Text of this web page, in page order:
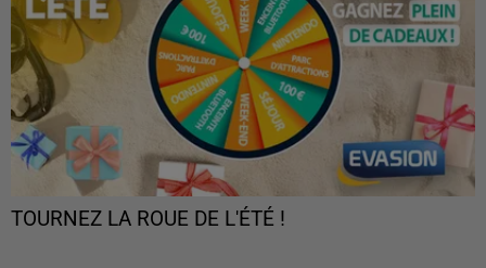
TOURNEZ LA ROUE DE L'ÉTÉ !